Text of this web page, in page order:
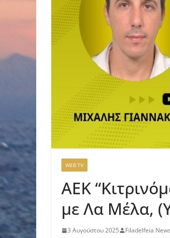
WEB TV
AEK
με Λα Μέλα,
3 Αυγούστου 2025
Filadelfeia News